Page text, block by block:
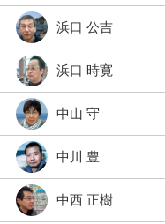
浜口 公吉
浜口 時寛
中山 守
中川 豊
中西 正樹